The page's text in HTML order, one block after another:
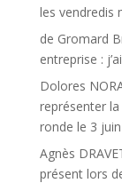
les vendredis
de Gromard
entreprise :
Dolores
représenter
ronde le 3 juin
Agnès
présent lors